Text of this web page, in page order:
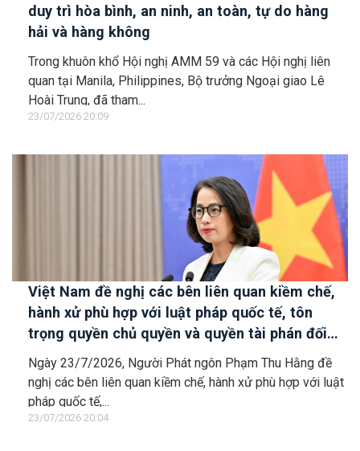
duy trì hòa bình, an ninh, an toàn, tự do hàng
hải và hàng không
Trong khuôn khổ Hội nghị AMM 59 và các Hội nghị liên
quan tại Manila, Philippines, Bộ trưởng Ngoại giao Lê
Hoài Trung, đã tham...
23/07/2026 20:09
Việt Nam đề nghị các bên liên quan kiềm chế,
hành xử phù hợp với luật pháp quốc tế, tôn
trọng quyền chủ quyền và quyền tài phán đối
với vùng đặc quyền kinh tế và thềm lục địa của
quốc gia ven biển
Ngày 23/7/2026, Người Phát ngôn Phạm Thu Hằng đề
nghị các bên liên quan kiềm chế, hành xử phù hợp với luật
pháp quốc tế,...
23/07/2026 20:04